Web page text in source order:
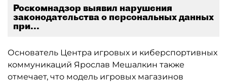
Роскомнадзор выявил нарушения
законодательства о персональных данных
при...
Основатель Центра игровых и киберспортивных
коммуникаций Ярослав Мешалкин также
отмечает, что модель игровых магазинов